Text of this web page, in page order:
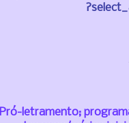
Pró-letramento;